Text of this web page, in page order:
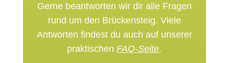
Gerne beantworten wir dir alle Fragen
rund um den Brückensteig. Viele
Antworten findest du auch auf unserer
praktischenFAQ-Seite.